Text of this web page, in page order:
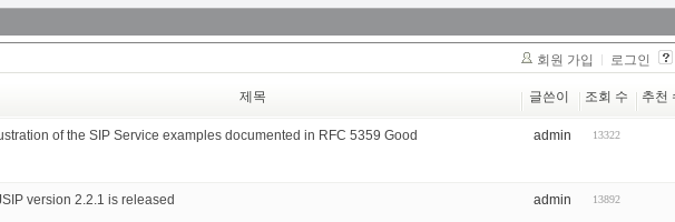
회원 가입 로그인
제목 글쓴이 조회 수 추천
of the SIP Service examples documented in RFC 5359 Good admin 13322
version 2.2.1 is released admin 13892